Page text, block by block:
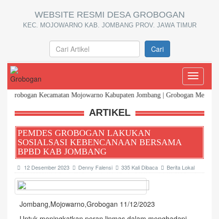
WEBSITE RESMI DESA GROBOGAN
KEC. MOJOWARNO KAB. JOMBANG PROV. JAWA TIMUR
Cari
Toggle
Kecamatan Mojowarno Kabupaten Jombang | Grobogan Menuju Desa
ARTIKEL
PEMDES GROBOGAN LAKUKAN
SOSIALSASI KEBENCANAAN BERSAMA
BPBD KAB JOMBANG
12 Desember 2023 Denny Falensi 335 Kali Dibaca Berita Lokal
Jombang,Mojowarno,Grobogan 11/12/2023